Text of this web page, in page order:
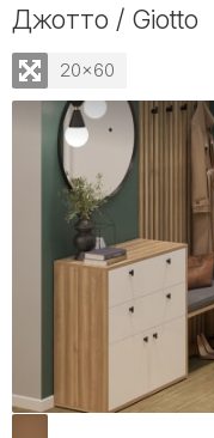
Джотто / Giotto
20x60